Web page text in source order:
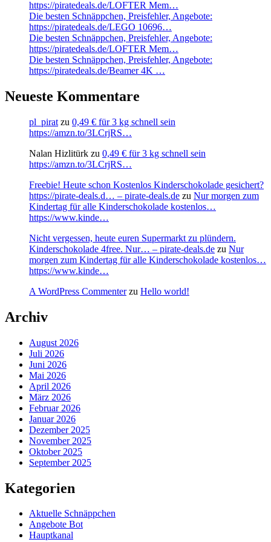
https://piratedeals.de/LOFTER Mem…
Die besten Schnäppchen, Preisfehler, Angebote:
https://piratedeals.de/LEGO 10696…
Die besten Schnäppchen, Preisfehler, Angebote:
https://piratedeals.de/LOFTER Mem…
Die besten Schnäppchen, Preisfehler, Angebote:
https://piratedeals.de/Beamer 4K …
Neueste Kommentare
pl_pirat zu 0,49 € für 3 kg schnell sein
https://amzn.to/3LCrjRS…
Nalan Hizlitürk zu 0,49 € für 3 kg schnell sein
https://amzn.to/3LCrjRS…
Freebie! Heute schon Kostenlos Kinderschokolade gesichert?
https://pirate-deals.d… – pirate-deals.de zu Nur morgen zum
Kindertag für alle Kinderschokolade kostenlos…
https://www.kinde…
Nicht vergessen, heute euren Supermarkt zu plündern.
Kinderschokolade 4free. Nur… – pirate-deals.de zu Nur
morgen zum Kindertag für alle Kinderschokolade kostenlos…
https://www.kinde…
A WordPress Commenterzu Hello world!
Archiv
August 2026
Juli 2026
Juni 2026
Mai 2026
April 2026
März 2026
Februar 2026
Januar 2026
Dezember 2025
November 2025
Oktober 2025
September 2025
Kategorien
Aktuelle Schnäppchen
Angebote Bot
Hauptkanal